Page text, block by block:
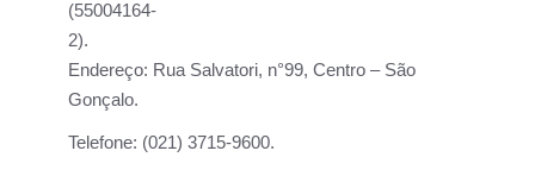
(55004164-
2).
Endereço: Rua Salvatori, n°99, Centro – São
Gonçalo.
Telefone: (021) 3715-9600.